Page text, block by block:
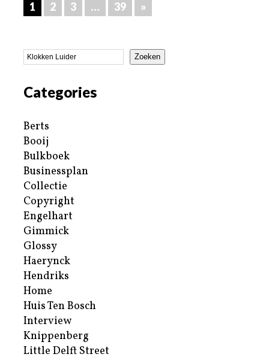
1 2 3 … 39 »
Zoeken
Categories
Berts
Booij
Bulkboek
Businessplan
Collectie
Copyright
Engelhart
Gimmick
Glossy
Haerynck
Hendriks
Home
Huis Ten Bosch
Interview
Knippenberg
Little Delft Street